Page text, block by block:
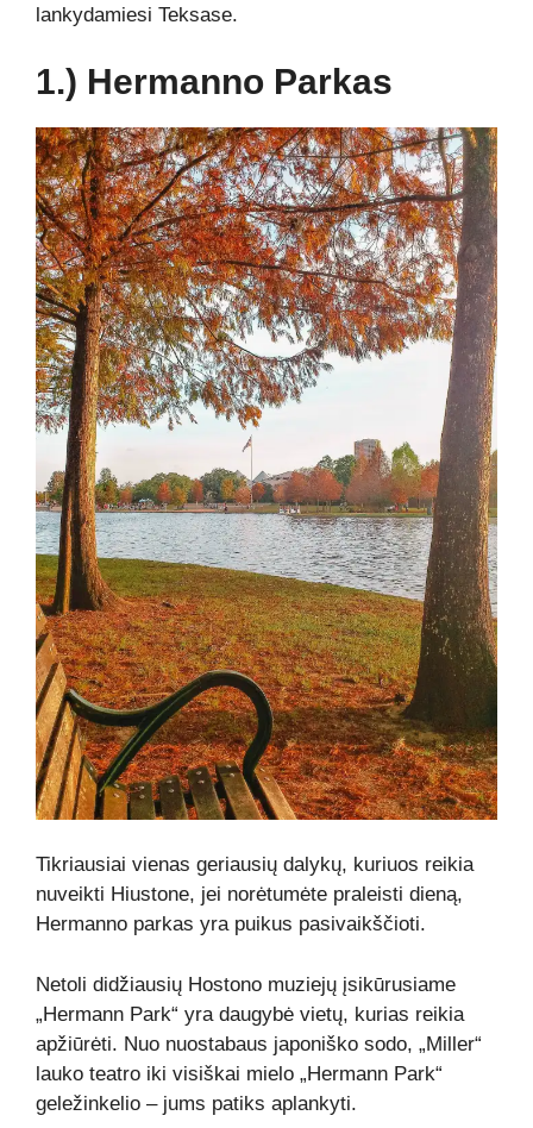
lankydamiesi Teksase.
1.) Hermanno Parkas
Tikriausiai vienas geriausių dalykų, kuriuos reikia
nuveikti Hiustone, jei norėtumėte praleisti dieną,
Hermanno parkas yra puikus pasivaikščioti.
Netoli didžiausių Hostono muziejų įsikūrusiame
„Hermann Park“ yra daugybė vietų, kurias reikia
apžiūrėti. Nuo nuostabaus japoniško sodo, „Miller“
lauko teatro iki visiškai mielo „Hermann Park“
geležinkelio – jums patiks aplankyti.